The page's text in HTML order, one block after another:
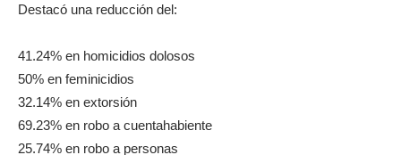
Destacó una reducción del:
41.24% en homicidios dolosos
50% en feminicidios
32.14% en extorsión
69.23% en robo a cuentahabiente
25.74% en robo a personas